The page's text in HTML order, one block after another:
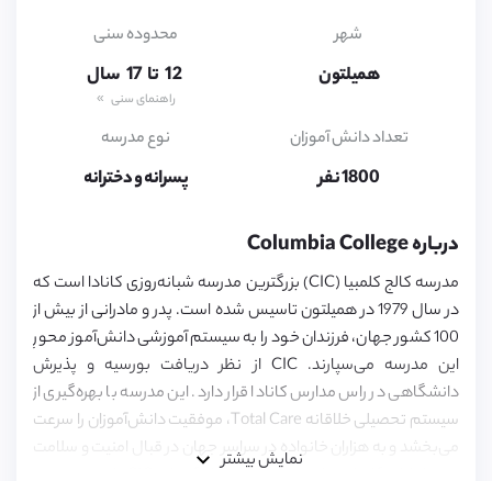
شهر
همیلتون
محدوده سنی
13,
15,
16,
17
تا
15,
17 سال
راهنمای سنی
تعداد دانش آموزان
1800 نفر
نوع مدرسه
پسرانه و دخترانه
درباره Columbia College
مدرسه کالج کلمبیا (CIC) بزرگترین مدرسه شبانه‌روزی کانادا است که
در سال 1979 در همیلتون تاسیس شده است. پدر و مادرانی از بیش از
100 کشور جهان، فرزندان خود را به سیستم آموزشی دانش‌آموز محورِ
این مدرسه می‌سپارند. CIC از نظر دریافت بورسیه و پذیرش
دانشگاهی در راس مدارس کانادا قرار دارد. این مدرسه با بهره‌گیری از
سیستم تحصیلی خلاقانه Total Care، موفقیت دانش‌آموزان را سرعت
می‌بخشد و به هزاران خانواده در سراسر جهان در قبال امنیت و سلامت
نمایش بیشتر